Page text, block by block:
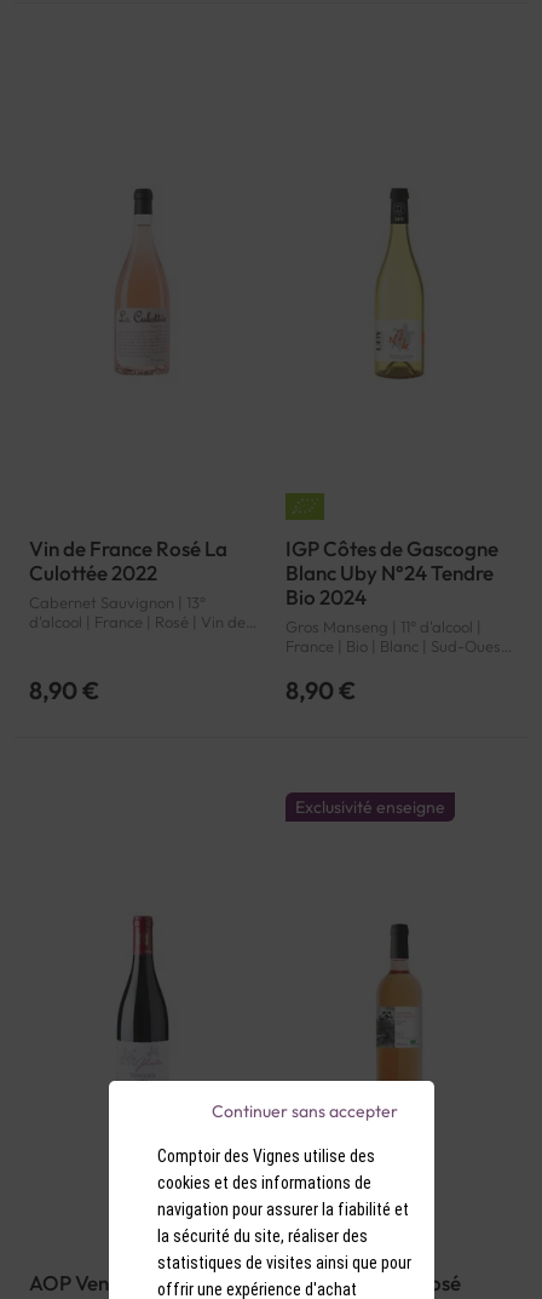
Vin de France Rosé La
Culottée 2022
Cabernet Sauvignon | 13°
d'alcool | France | Rosé | Vin de
8,90 €
IGP Côtes de Gascogne
Blanc Uby N°24 Tendre
Bio 2024
Gros Manseng | 11° d'alcool |
France | Bio | Blanc | Sud-Ouest
8,90 €
AOP Ventoux Rouge
Exclusivité enseigne
IGP Pays d'Oc Rosé
Comptoir des Vignes utilise des
cookies et des informations de
navigation pour assurer la fiabilité et
la sécurité du site, réaliser des
statistiques de visites ainsi que pour
offrir une expérience d'achat
Continuer sans accepter